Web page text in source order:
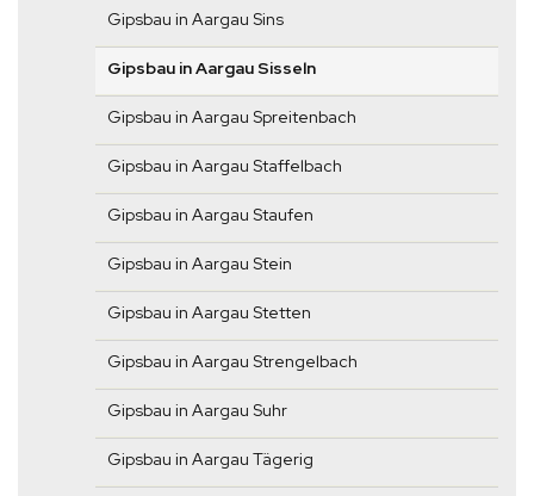
Gipsbau in Aargau Sins
Gipsbau in Aargau Sisseln
Gipsbau in Aargau Spreitenbach
Gipsbau in Aargau Staffelbach
Gipsbau in Aargau Staufen
Gipsbau in Aargau Stein
Gipsbau in Aargau Stetten
Gipsbau in Aargau Strengelbach
Gipsbau in Aargau Suhr
Gipsbau in Aargau Tägerig